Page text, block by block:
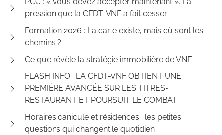
pression que la CFDT-VNF a fait cesser
Formation 2026 : La carte existe, mais où sont les
chemins ?
Ce que révèle la stratégie immobilière de VNF
FLASH INFO : LA CFDT-VNF OBTIENT UNE
PREMIÈRE AVANCÉE SUR LES TITRES-
RESTAURANT ET POURSUIT LE COMBAT
Horaires canicule et résidences : les petites
questions qui changent le quotidien